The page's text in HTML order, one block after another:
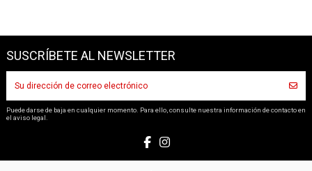
SUSCRÍBETE AL NEWSLETTER
Puede darse de baja en cualquier momento. Para ello, consulte nuestra información de contacto en
el aviso legal.